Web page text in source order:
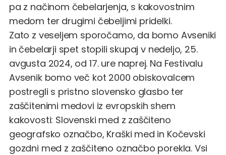
pa z načinom čebelarjenja, s kakovostnim
medom ter drugimi čebeljimi pridelki.
Zato z veseljem sporočamo, da bomo Avseniki
in čebelarji spet stopili skupaj v nedeljo, 25.
avgusta 2024, od 17. ure naprej. Na Festivalu
Avsenik bomo več kot 2000 obiskovalcem
postregli s pristno slovensko glasbo ter
zaščitenimi medovi iz evropskih shem
kakovosti: Slovenski med z zaščiteno
geografsko označbo, Kraški med in Kočevski
gozdni med z zaščiteno označbo porekla. Vsi